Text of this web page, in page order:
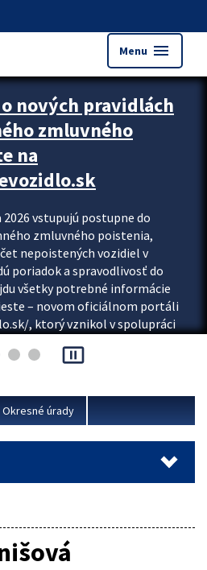
Menu menu
o nových pravidlách
zmluvného
na
2026 vstupujú postupne do
zmluvného poistenia,
nepoistených vozidiel v
poriadok a spravodlivosť do
všetky potrebné informácie
– novom oficiálnom portáli
, ktorý vznikol v spolupráci
a Ministerstva vnútra SR.
pause_presentation
Okresné úrady